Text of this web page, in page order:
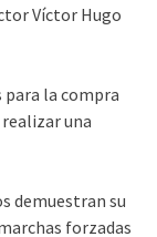
Víctor Hugo
para la compra
una
demuestran su
forzadas